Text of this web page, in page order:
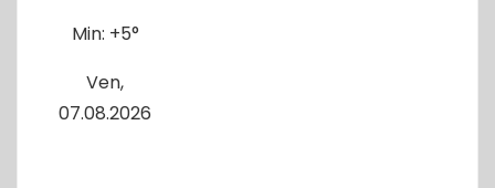
Min: +5°
Ven,
07.08.2026